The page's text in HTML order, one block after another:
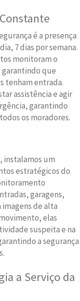
é a presença
7 dias por semana.
monitoram o
garantindo que
tenham entrada.
assistência e agir
garantindo
os moradores.
instalamos um
estratégicos do
garagens,
de alta
elas
suspeita e na
a segurança
a Serviço da